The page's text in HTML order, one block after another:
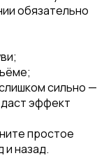
обязательно
сильно —
эффект
простое
и назад.